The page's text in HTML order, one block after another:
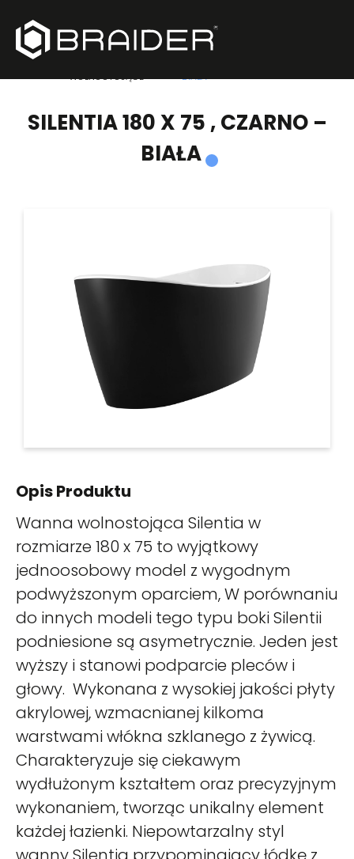
PRODUKTY
WOLNOSTOJĄCE
BIAŁA
SILENTIA 180 X 75 , CZARNO –
BIAŁA
Opis Produktu
Wanna wolnostojąca Silentia w
rozmiarze 180 x 75 to wyjątkowy
jednoosobowy model z wygodnym
podwyższonym oparciem, W porównaniu
do innych modeli tego typu boki Silentii
podniesione są asymetrycznie. Jeden jest
wyższy i stanowi podparcie pleców i
głowy. Wykonana z wysokiej jakości płyty
akrylowej, wzmacnianej kilkoma
warstwami włókna szklanego z żywicą.
Charakteryzuje się ciekawym
wydłużonym kształtem oraz precyzyjnym
wykonaniem, tworząc unikalny element
każdej łazienki. Niepowtarzalny styl